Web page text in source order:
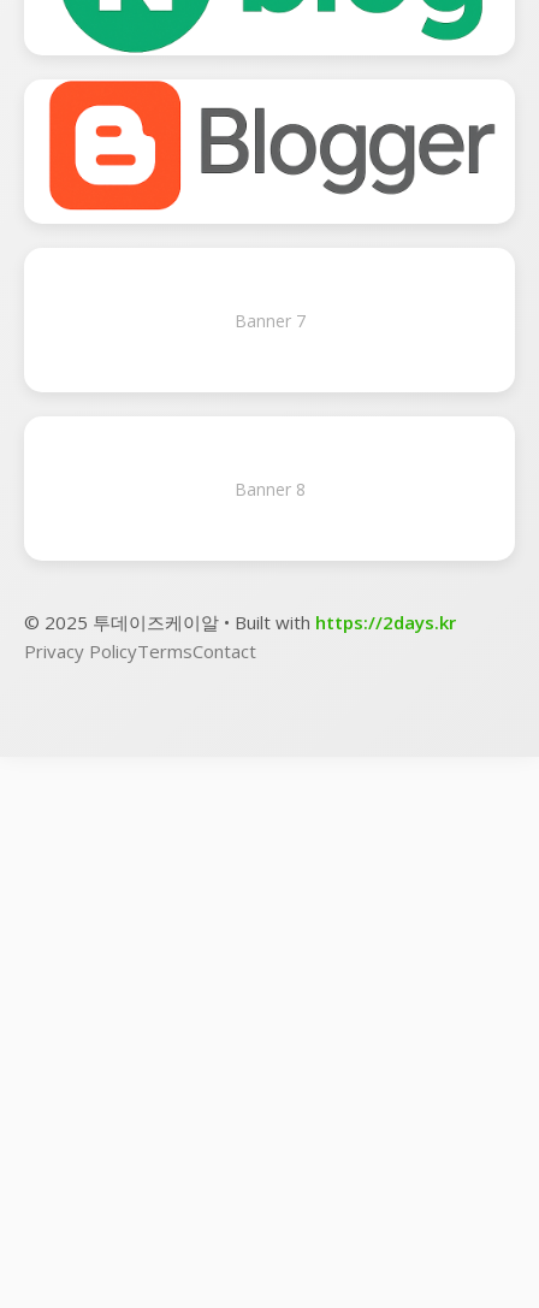
Banner 7
Banner 8
© 2025 투데이즈케이알 • Built with https://2days.kr
Privacy PolicyTermsContact